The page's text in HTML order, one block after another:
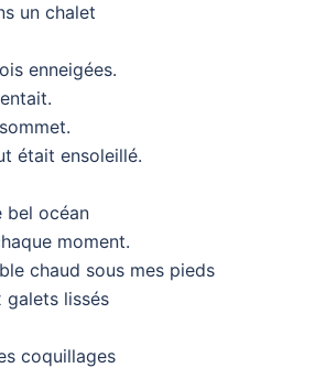
un chalet
enneigées.
était ensoleillé.
bel océan
moment.
chaud sous mes pieds
galets lissés
coquillages